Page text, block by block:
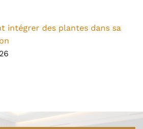
intégrer des plantes dans sa